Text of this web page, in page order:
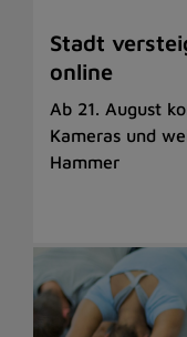
Stadt
online
Ab 21. August
Kameras und
Hammer